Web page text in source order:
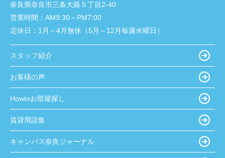
奈良県奈良市三条大路５丁目2-40
営業時間： AM9:30～PM7:00
定休日： 1月～4月無休（5月～12月毎週水曜日）
スタッフ紹介
お客様の声
Howtoお部屋探し
賃貸用語集
キャンパス奈良ジャーナル